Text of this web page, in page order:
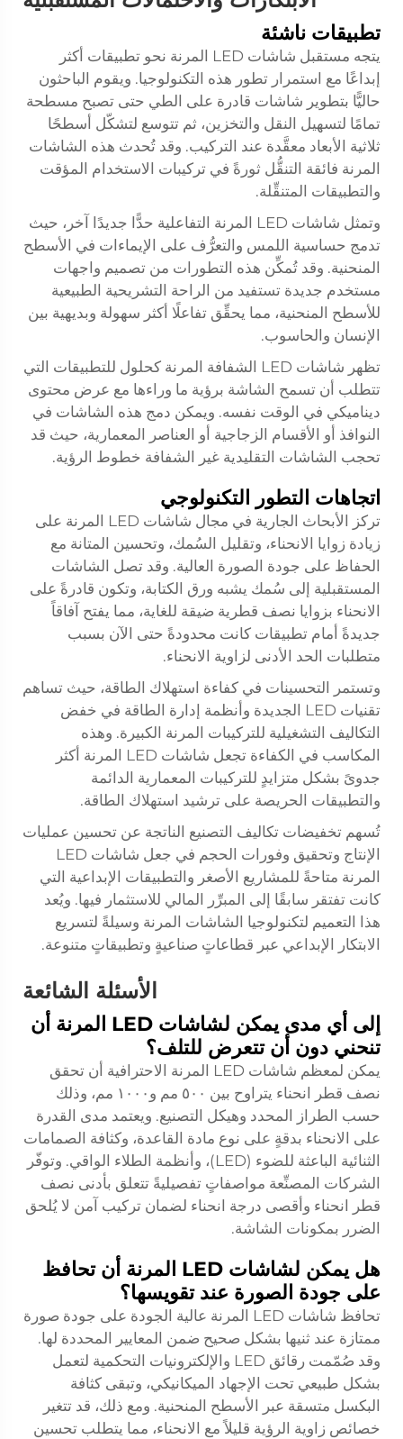
تطبيقات ناشئة
يتجه مستقبل شاشات LED المرنة نحو تطبيقات أكثر
إبداعًا مع استمرار تطور هذه التكنولوجيا. ويقوم الباحثون
حاليًّا بتطوير شاشات قادرة على الطي حتى تصبح مسطحة
تمامًا لتسهيل النقل والتخزين، ثم تتوسع لتشكّل أسطحًا
ثلاثية الأبعاد معقَّدة عند التركيب. وقد تُحدث هذه الشاشات
المرنة فائقة التنقُّل ثورةً في تركيبات الاستخدام المؤقت
والتطبيقات المتنقِّلة.
وتمثل شاشات LED المرنة التفاعلية حدًّا جديدًا آخر، حيث
تدمج حساسية اللمس والتعرُّف على الإيماءات في الأسطح
المنحنية. وقد تُمكِّن هذه التطورات من تصميم واجهات
مستخدم جديدة تستفيد من الراحة التشريحية الطبيعية
للأسطح المنحنية، مما يحقِّق تفاعلًا أكثر سهولة وبديهية بين
الإنسان والحاسوب.
تظهر شاشات LED الشفافة المرنة كحلول للتطبيقات التي
تتطلب أن تسمح الشاشة برؤية ما وراءها مع عرض محتوى
ديناميكي في الوقت نفسه. ويمكن دمج هذه الشاشات في
النوافذ أو الأقسام الزجاجية أو العناصر المعمارية، حيث قد
تحجب الشاشات التقليدية غير الشفافة خطوط الرؤية.
اتجاهات التطور التكنولوجي
تركز الأبحاث الجارية في مجال شاشات LED المرنة على
زيادة زوايا الانحناء، وتقليل السُمك، وتحسين المتانة مع
الحفاظ على جودة الصورة العالية. وقد تصل الشاشات
المستقبلية إلى سُمك يشبه ورق الكتابة، وتكون قادرةً على
الانحناء بزوايا نصف قطرية ضيقة للغاية، مما يفتح آفاقاً
جديدةً أمام تطبيقات كانت محدودةً حتى الآن بسبب
متطلبات الحد الأدنى لزاوية الانحناء.
وتستمر التحسينات في كفاءة استهلاك الطاقة، حيث تساهم
تقنيات LED الجديدة وأنظمة إدارة الطاقة في خفض
التكاليف التشغيلية للتركيبات المرنة الكبيرة. وهذه
المكاسب في الكفاءة تجعل شاشات LED المرنة أكثر
جدوىً بشكل متزايدٍ للتركيبات المعمارية الدائمة
والتطبيقات الحريصة على ترشيد استهلاك الطاقة.
تُسهم تخفيضات تكاليف التصنيع الناتجة عن تحسين عمليات
الإنتاج وتحقيق وفورات الحجم في جعل شاشات LED
المرنة متاحةً للمشاريع الأصغر والتطبيقات الإبداعية التي
كانت تفتقر سابقًا إلى المبرِّر المالي للاستثمار فيها. ويُعد
هذا التعميم لتكنولوجيا الشاشات المرنة وسيلةً لتسريع
الابتكار الإبداعي عبر قطاعاتٍ صناعيةٍ وتطبيقاتٍ متنوعة.
الأسئلة الشائعة
إلى أي مدى يمكن لشاشات LED المرنة أن
تنحني دون أن تتعرض للتلف؟
يمكن لمعظم شاشات LED المرنة الاحترافية أن تحقق
نصف قطر انحناء يتراوح بين ٥٠٠ مم و١٠٠٠ مم، وذلك
حسب الطراز المحدد وهيكل التصنيع. ويعتمد مدى القدرة
على الانحناء بدقةٍ على نوع مادة القاعدة، وكثافة الصمامات
الثنائية الباعثة للضوء (LED)، وأنظمة الطلاء الواقي. وتوفّر
الشركات المصنِّعة مواصفاتٍ تفصيليةً تتعلق بأدنى نصف
قطر انحناء وأقصى درجة انحناء لضمان تركيب آمن لا يُلحق
الضرر بمكونات الشاشة.
هل يمكن لشاشات LED المرنة أن تحافظ
على جودة الصورة عند تقويسها؟
تحافظ شاشات LED المرنة عالية الجودة على جودة صورة
ممتازة عند ثنيها بشكل صحيح ضمن المعايير المحددة لها.
وقد صُمّمت رقائق LED والإلكترونيات التحكمية لتعمل
بشكل طبيعي تحت الإجهاد الميكانيكي، وتبقى كثافة
البكسل متسقة عبر الأسطح المنحنية. ومع ذلك، قد تتغير
خصائص زاوية الرؤية قليلاً مع الانحناء، مما يتطلب تحسين